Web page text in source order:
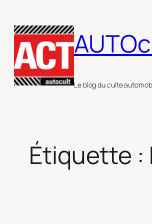
au
contenu
Le blog du culte
Étiquette :